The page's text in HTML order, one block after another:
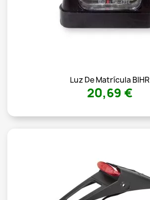
Luz De Matrícula BIHR
20,69 €